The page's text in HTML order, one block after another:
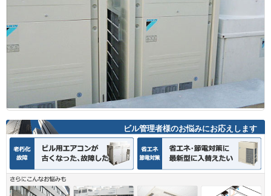
ビル管理者様のお悩みにお応えします